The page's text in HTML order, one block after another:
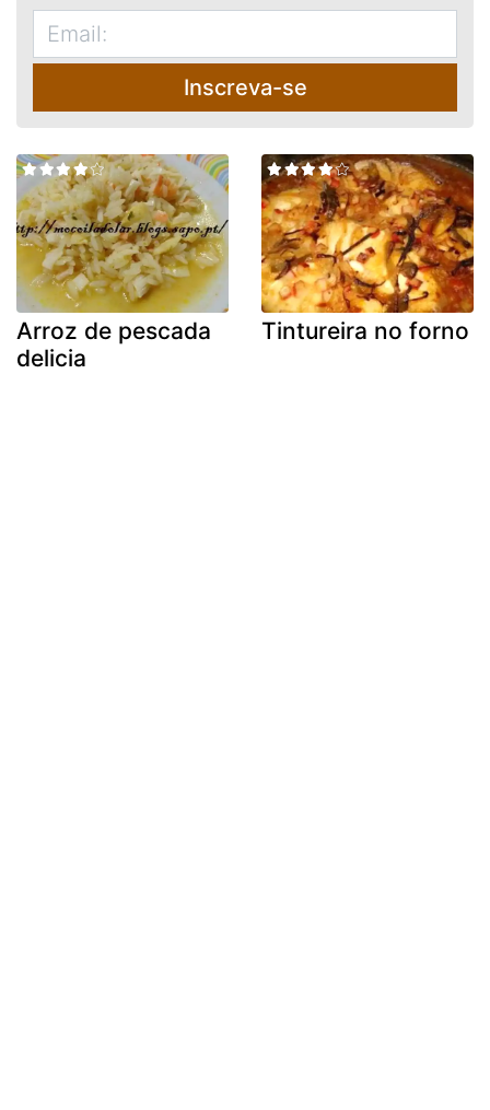
Inscreva-se
Arroz de pescada
delicia
Tintureira no forno